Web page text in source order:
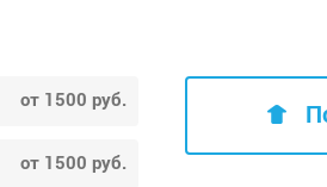
от 1500 руб.
от 1500 руб.